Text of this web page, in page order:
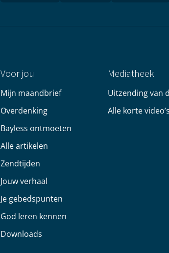
Voor jou
Mijn maandbrief
Overdenking
Bayless ontmoeten
Alle artikelen
Zendtijden
Jouw verhaal
Je gebedspunten
God leren kennen
Downloads
Mediatheek
Uitzending van
Alle korte video’s